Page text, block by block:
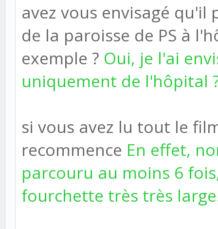
avez vous envisagé qu'il
de la paroisse de PS à
exemple ? Oui, je l'ai
uniquement de l'hôpital
si vous avez lu tout le
recommence En effet,
parcouru au moins 6
fourchette très très